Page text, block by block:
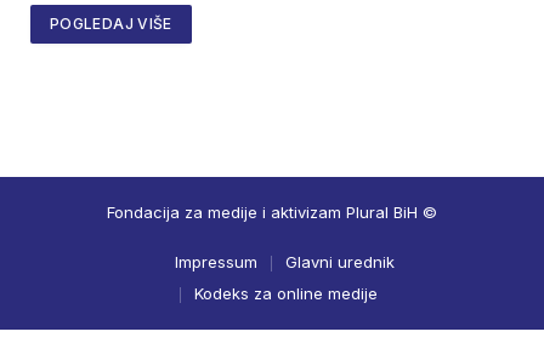
POGLEDAJ VIŠE
Fondacija za medije i aktivizam Plural BiH ©
Impressum
Glavni urednik
Kodeks za online medije